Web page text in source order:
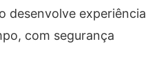
desenvolve experiência
com segurança